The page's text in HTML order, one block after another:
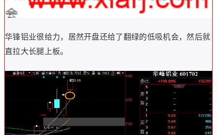
华锋铝业很给力，居然开盘还给了翻绿的低吸机会，然后就
直拉大长腿上板。